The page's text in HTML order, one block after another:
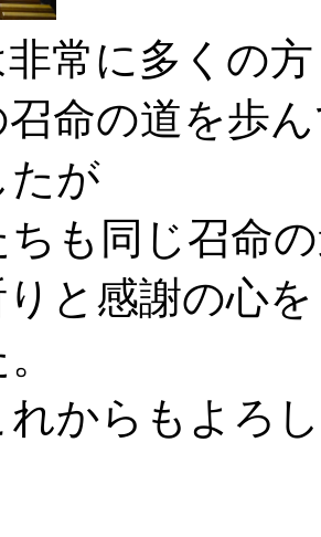
常に多くの
召命の道を歩
たが
も同じ召命
りと感謝の心
れからもよろ